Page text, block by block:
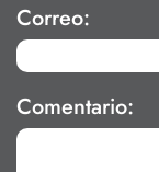
Correo:
Comentario: